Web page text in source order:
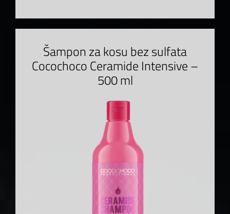
Šampon za kosu bez sulfata
Cocochoco Ceramide Intensive –
500 ml